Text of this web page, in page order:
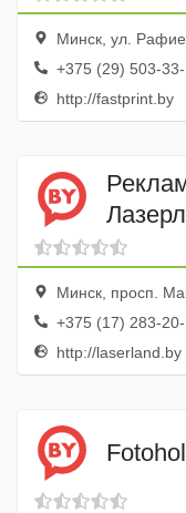
Минск, ул.
+375 (29) 503-33-
http://fastprint.by
Минск, просп.
+375 (17) 283-20-
http://laserland.by